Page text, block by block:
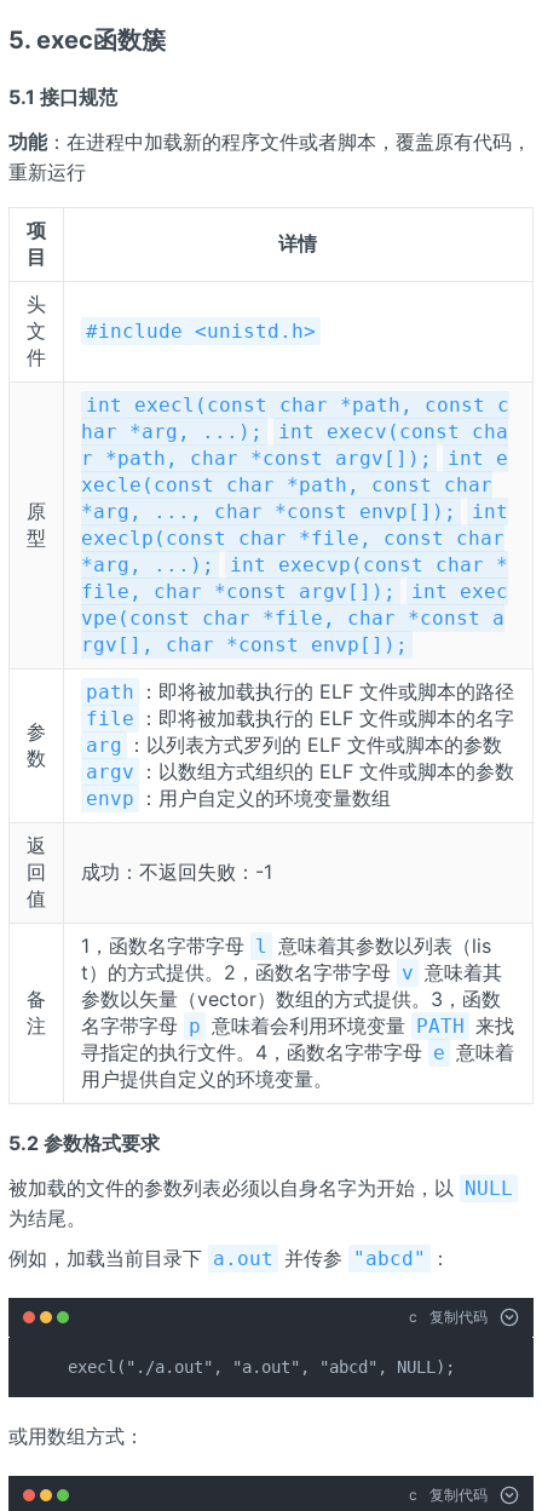
5. exec函数簇
5.1 接口规范
功能：在进程中加载新的程序文件或者脚本，覆盖原有代码，
重新运行
项
目
详情
头
文
件
#include <unistd.h>
原
型
int execl(const char *path, const c
har *arg, ...);
int execv(const cha
r *path, char *const argv[]);
int e
xecle(const char *path, const char
*arg, ..., char *const envp[]);
int
execlp(const char *file, const char
*arg, ...);
int execvp(const char *
file, char *const argv[]);
int exec
vpe(const char *file, char *const a
rgv[], char *const envp[]);
参
数
path ：即将被加载执行的 ELF 文件或脚本的路径
file ：即将被加载执行的 ELF 文件或脚本的名字
arg ：以列表方式罗列的 ELF 文件或脚本的参数
argv ：以数组方式组织的 ELF 文件或脚本的参数
envp
：用户自定义的环境变量数组
返
回
值
成功：不返回失败：-1
备
注
1，函数名字带字母 l
意味着其参数以列表（lis
t）的方式提供。2，函数名字带字母 v 意味着其
参数以矢量（vector）数组的方式提供。3，函数
名字带字母 p 意味着会利用环境变量 PATH 来找
寻指定的执行文件。4，函数名字带字母 e 意味着
用户提供自定义的环境变量。
5.2 参数格式要求
被加载的文件的参数列表必须以自身名字为开始，以
NULL
为结尾。
例如，加载当前目录下 a.out 并传参 "abcd" ：
c 复制代码
execl("./a.out", "a.out", "abcd", NULL);
或用数组方式：
c 复制代码